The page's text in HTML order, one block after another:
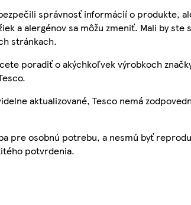
správnosť informácií o produkte,
a alergénov sa môžu zmeniť. Mali by
stránkach.
poradiť o akýchkoľvek výrobkoch
aktualizované, Tesco nemá
pre osobnú potrebu, a nesmú byť
potvrdenia.